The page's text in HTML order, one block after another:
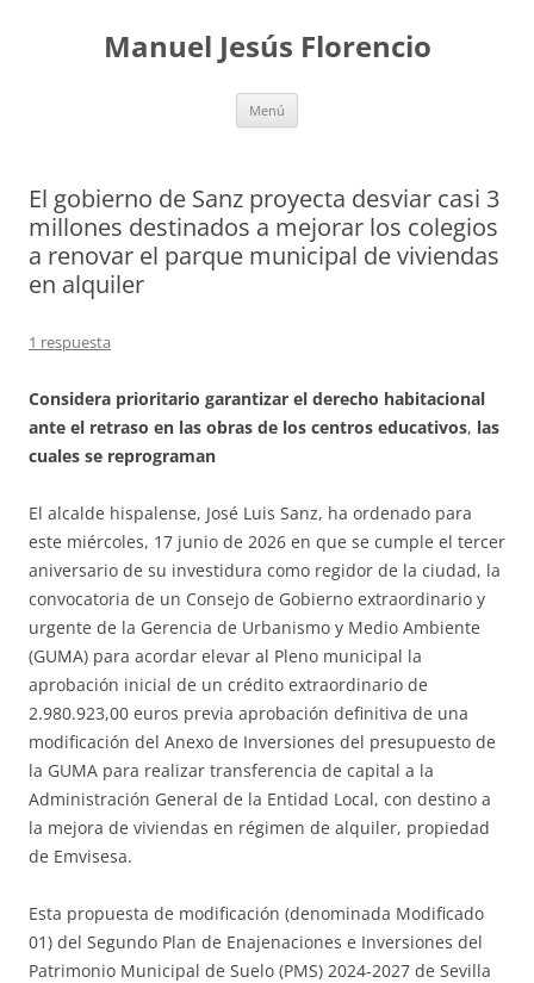
contenidoManuel Jesús Florencio
Menú
El gobierno de Sanz proyecta desviar casi 3
millones destinados a mejorar los colegios
a renovar el parque municipal de viviendas
en alquiler
1 respuesta
Considera prioritario garantizar el derecho habitacional
ante el retraso en las obras de los centros educativos, las
cuales se reprograman
El alcalde hispalense, José Luis Sanz, ha ordenado para
este miércoles, 17 junio de 2026 en que se cumple el tercer
aniversario de su investidura como regidor de la ciudad, la
convocatoria de un Consejo de Gobierno extraordinario y
urgente de la Gerencia de Urbanismo y Medio Ambiente
(GUMA) para acordar elevar al Pleno municipal la
aprobación inicial de un crédito extraordinario de
2.980.923,00 euros previa aprobación definitiva de una
modificación del Anexo de Inversiones del presupuesto de
la GUMA para realizar transferencia de capital a la
Administración General de la Entidad Local, con destino a
la mejora de viviendas en régimen de alquiler, propiedad
de Emvisesa.
Esta propuesta de modificación (denominada Modificado
01) del Segundo Plan de Enajenaciones e Inversiones del
Patrimonio Municipal de Suelo (PMS) 2024-2027 de Sevilla